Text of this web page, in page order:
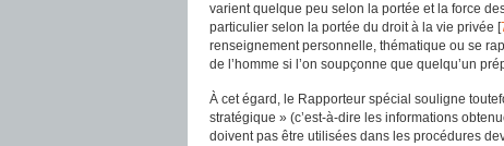
varient quelque peu selon la portée et la force
particulier selon la portée du droit à la vie privée [
renseignement personnelle, thématique ou se
de l’homme si l’on soupçonne que quelqu’un
À cet égard, le Rapporteur spécial souligne
stratégique » (c’est-à-dire les informations
doivent pas être utilisées dans les procédures